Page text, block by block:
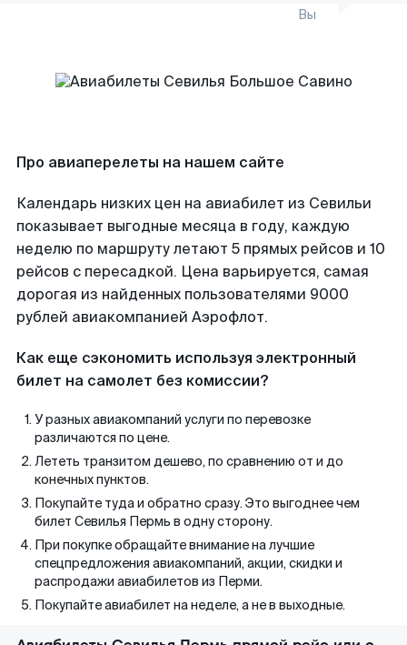
Вы
Про авиаперелеты на нашем сайте
Календарь низких цен на авиабилет из Севильи
показывает выгодные месяца в году, каждую
неделю по маршруту летают 5 прямых рейсов и 10
рейсов с пересадкой. Цена варьируется, самая
дорогая из найденных пользователями 9000
рублей авиакомпанией Аэрофлот.
Как еще сэкономить используя электронный
билет на самолет без комиссии?
У разных авиакомпаний услуги по перевозке
различаются по цене.
Лететь транзитом дешево, по сравнению от и до
конечных пунктов.
Покупайте туда и обратно сразу. Это выгоднее чем
билет Севилья Пермь в одну сторону.
При покупке обращайте внимание на лучшие
спецпредложения авиакомпаний, акции, скидки и
распродажи авиабилетов из Перми.
Покупайте авиабилет на неделе, а не в выходные.